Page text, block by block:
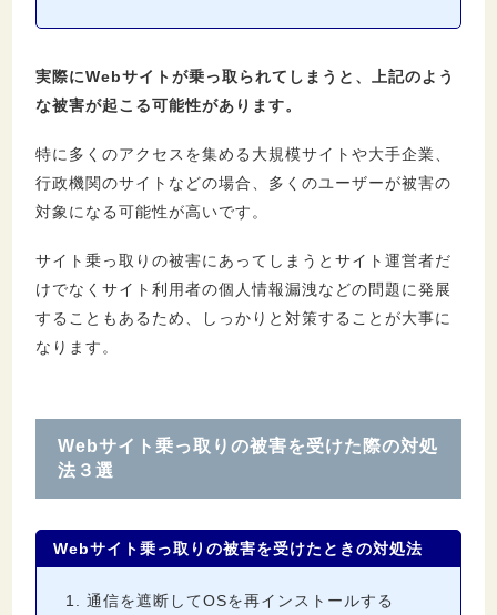
実際にWebサイトが乗っ取られてしまうと、上記のよう
な被害が起こる可能性があります。
特に多くのアクセスを集める大規模サイトや大手企業、
行政機関のサイトなどの場合、多くのユーザーが被害の
対象になる可能性が高いです。
サイト乗っ取りの被害にあってしまうとサイト運営者だ
けでなくサイト利用者の個人情報漏洩などの問題に発展
することもあるため、しっかりと対策することが大事に
なります。
Webサイト乗っ取りの被害を受けた際の対処
法３選
Webサイト乗っ取りの被害を受けたときの対処法
通信を遮断してOSを再インストールする